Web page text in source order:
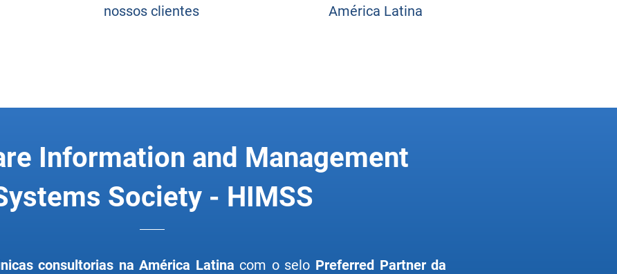
nossos clientes
América Latina
Information and Management
Society - HIMSS
consultorias na América Latina com o selo Preferred Partner da